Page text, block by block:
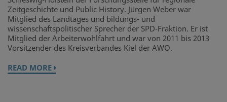
Zeitgeschichte und Public History. Jürgen Weber war
Mitglied des Landtages und bildungs- und
wissenschaftspolitischer Sprecher der SPD-Fraktion. Er ist
Mitglied der Arbeiterwohlfahrt und war von 2011 bis 2013
Vorsitzender des Kreisverbandes Kiel der AWO.
READ MORE